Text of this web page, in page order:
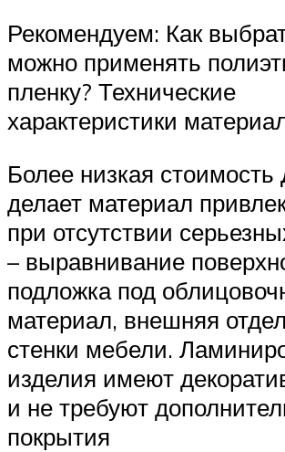
Рекомендуем: Как
можно применять
пленку? Технические
характеристики
Более низкая
делает материал
при отсутствии
– выравнивание
подложка под
материал, внешняя
стенки мебели.
изделия имеют
и не требуют
покрытия